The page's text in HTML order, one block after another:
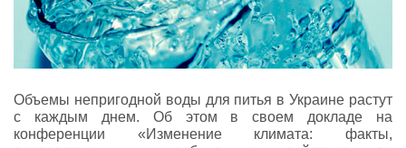
Объемы непригодной воды для питья в Украине растут
с каждым днем. Об этом в своем докладе на
конференции «Изменение климата: факты,